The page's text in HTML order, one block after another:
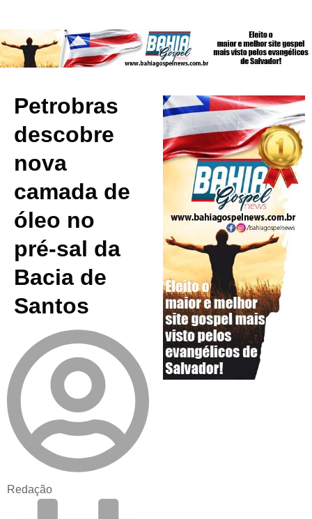
Petrobras
descobre
nova
camada de
óleo no
pré-sal da
Bacia de
Santos
Redação